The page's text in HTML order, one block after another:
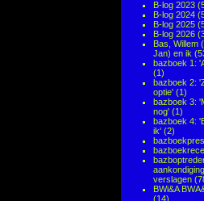
B-log 2023
B-log 2024
B-log 2025
B-log 2026
Bas, Willem
Jan) en ik
bazboek 1:
(1)
bazboek 2:
optie' (1)
bazboek 3:
nog' (1)
bazboek 4:
ik' (2)
verslagen
BWi&A
(14)